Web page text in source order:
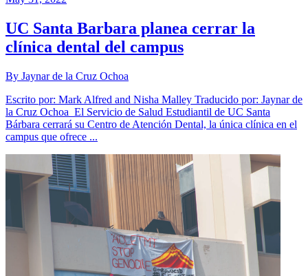
UC Santa Barbara planea cerrar la
clínica dental del campus
By Jaynar de la Cruz Ochoa
Escrito por: Mark Alfred and Nisha Malley Traducido por: Jaynar de
la Cruz Ochoa El Servicio de Salud Estudiantil de UC Santa
Bárbara cerrará su Centro de Atención Dental, la única clínica en el
campus que ofrece ...